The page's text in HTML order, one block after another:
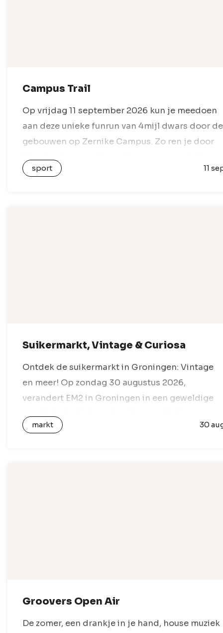
Campus Trail
Op vrijdag 11 september 2026 kun je meedoen
aan deze unieke funrun van 4mijl dwars door de
gebouwen op Zernike Campus. Zo ren je door
plekken. Dit jaar belooft…
sport 11
Suikermarkt, Vintage & Curiosa
Ontdek de suikermarkt in Groningen: Vintage
en meer! Op zondag 30 augustus 2026,
verandert EM2 in Groningen in een geweldige
geniet van een dag vol vintage schatten, retro
markt 30
Groovers Open Air
De zomer, een drankje in je hand, house muziek